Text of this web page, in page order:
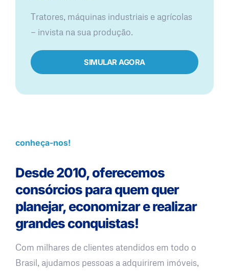
Tratores, máquinas industriais e agrícolas
— invista na sua produção.
SIMULAR AGORA
conheça-nos!
Desde 2010, oferecemos
consórcios para quem quer
planejar, economizar e realizar
grandes conquistas!
Com milhares de clientes atendidos em todo o
Brasil, ajudamos pessoas a adquirirem imóveis,